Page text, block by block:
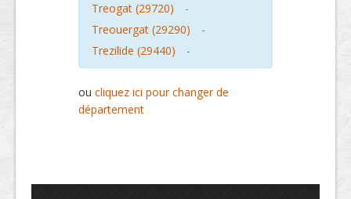
Treogat (29720)
-
Treouergat (29290)
-
Trezilide (29440)
-
ou cliquez ici pour changer de
département